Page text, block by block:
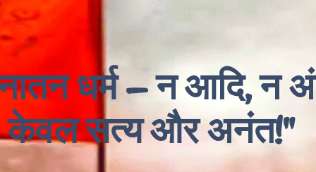
धर्म – न आदि, न
केवल सत्य और अनंत!"